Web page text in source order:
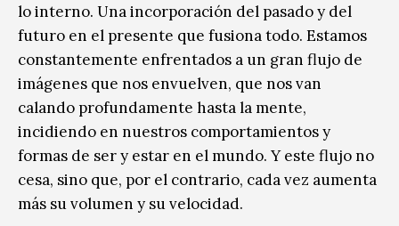
lo interno. Una incorporación del pasado y del
futuro en el presente que fusiona todo. Estamos
constantemente enfrentados a un gran flujo de
imágenes que nos envuelven, que nos van
calando profundamente hasta la mente,
incidiendo en nuestros comportamientos y
formas de ser y estar en el mundo. Y este flujo no
cesa, sino que, por el contrario, cada vez aumenta
más su volumen y su velocidad.